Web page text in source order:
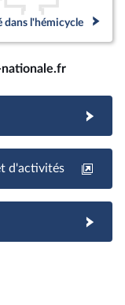
dans l'hémicycle
d'activités